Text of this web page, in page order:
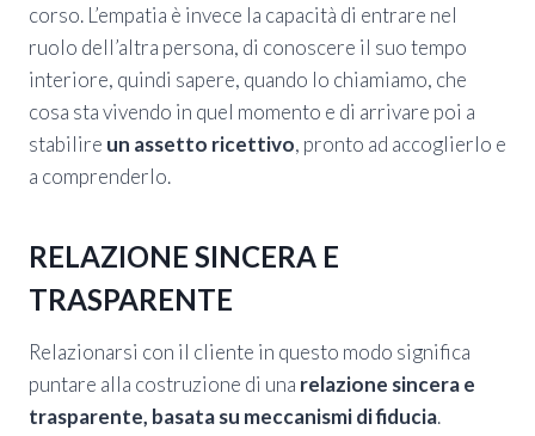
corso. L’empatia è invece la capacità di entrare nel
ruolo dell’altra persona, di conoscere il suo tempo
interiore, quindi sapere, quando lo chiamiamo, che
cosa sta vivendo in quel momento e di arrivare poi a
stabilire un assetto ricettivo, pronto ad accoglierlo e
a comprenderlo.
RELAZIONE SINCERA E
TRASPARENTE
Relazionarsi con il cliente in questo modo significa
puntare alla costruzione di una relazione sincera e
trasparente, basata su meccanismi di fiducia.